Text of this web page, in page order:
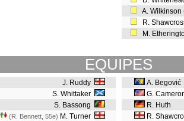
A.
R.
M.
EQUIPES
J. Ruddy
S. Whittaker
S. Bassong
(R. Bennett, 55e) M. Turner
A. Begović
G.
R. Huth
R.